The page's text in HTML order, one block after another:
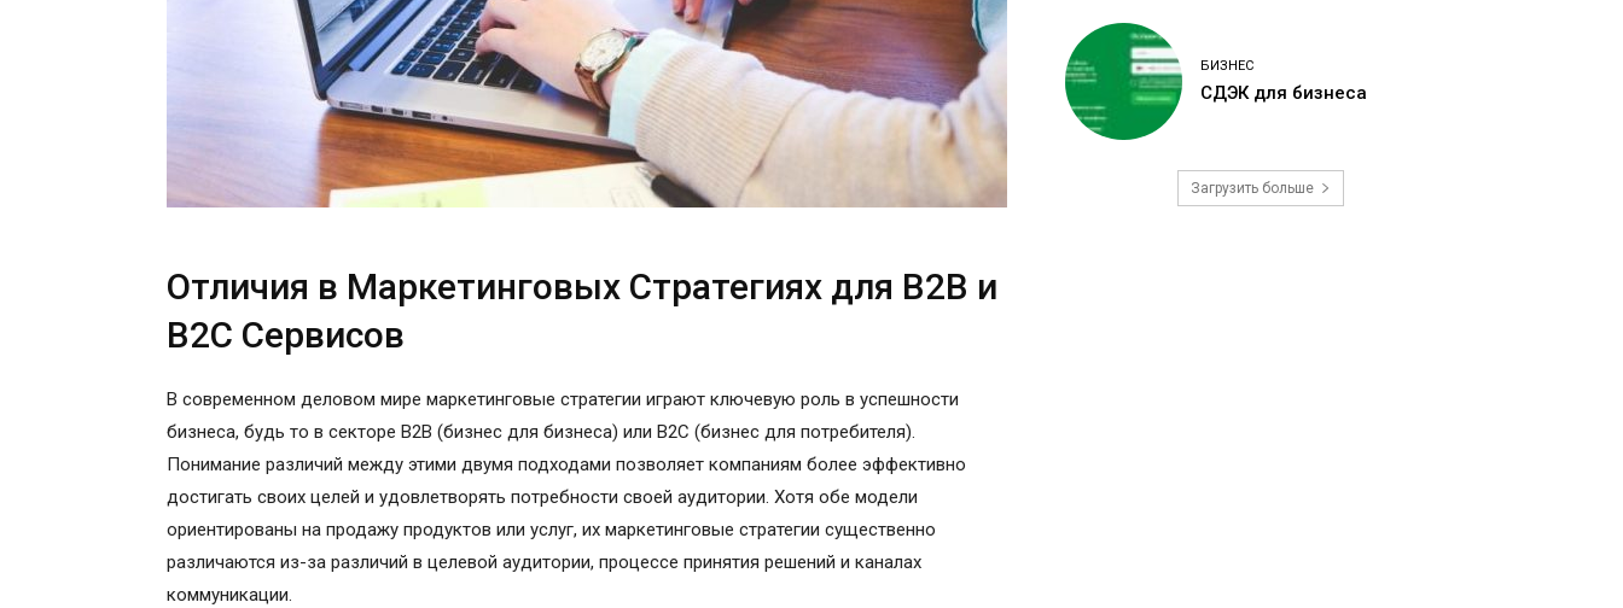
Отличия в Маркетинговых Стратегиях для B2B и
B2C Сервисов
В современном деловом мире маркетинговые стратегии играют ключевую роль в успешности
бизнеса, будь то в секторе B2B (бизнес для бизнеса) или B2C (бизнес для потребителя).
Понимание различий между этими двумя подходами позволяет компаниям более эффективно
достигать своих целей и удовлетворять потребности своей аудитории. Хотя обе модели
ориентированы на продажу продуктов или услуг, их маркетинговые стратегии существенно
различаются из-за различий в целевой аудитории, процессе принятия решений и каналах
коммуникации.
БИЗНЕС
СДЭК для бизнеса
Загрузить больше